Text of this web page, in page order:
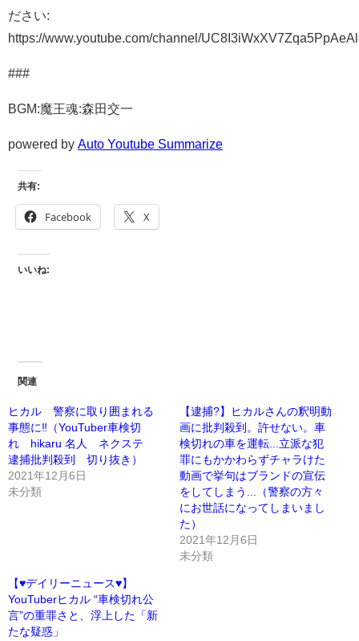
ださい:
https://www.youtube.com/channel/
###
BGM:魔王魂:森田交一
powered by Auto Youtube Summarize
共有:
Facebook X
いいね:
関連
ヒカル 警察に取り囲まれる
事態に‼️（YouTuber車検切
れ hikaru 名人 ネクステ
逮捕批判殺到 切り抜き）
2021年12月6日
未分類
【逮捕?】ヒカルさんの釈明動
画に批判殺到。許せない。車
検切れの車を運転...立派な犯
罪にもかかわらずチャラけた
動画で挙句はブランドの宣伝
をしてしまう...（警察の方々
にお世話になってしまいまし
た）
2021年12月6日
未分類
【♥デイリーニュース♥】
YouTuberヒカル “車検切れ公
言”の重罪さと、浮上した「新
たな疑惑」